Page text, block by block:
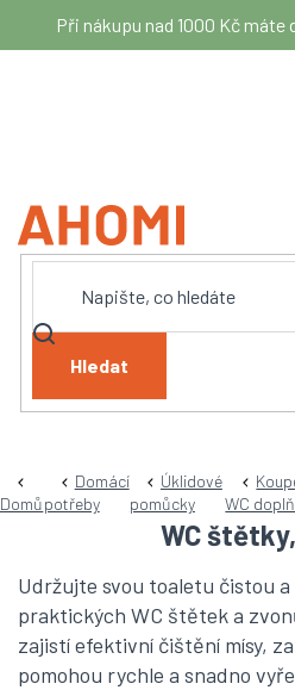
obsah
Při nákupu nad 1000 Kč máte
Hledat
Domů
Domácí
potřeby
Úklidové
pomůcky
WC
WC
Udržujte svou toaletu čistou
praktických WC štětek a
zajistí efektivní čištění mísy,
pomohou rychle a snadno